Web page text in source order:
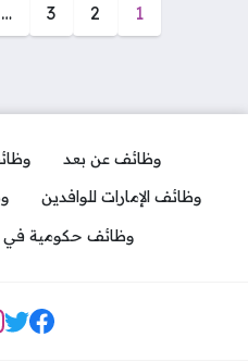
1
2
3
…
وظائف عن بعد
وظائف الإمارات للوافدين
وظائف حكومية في